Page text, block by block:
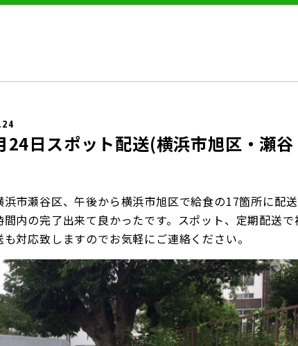
24日スポット配送(横浜市旭区・瀬谷
市瀬谷区、午後から横浜市旭区で給食の17箇所に配
内の完了出来て良かったです。スポット、定期配送で
対応致しますのでお気軽にご連絡ください。